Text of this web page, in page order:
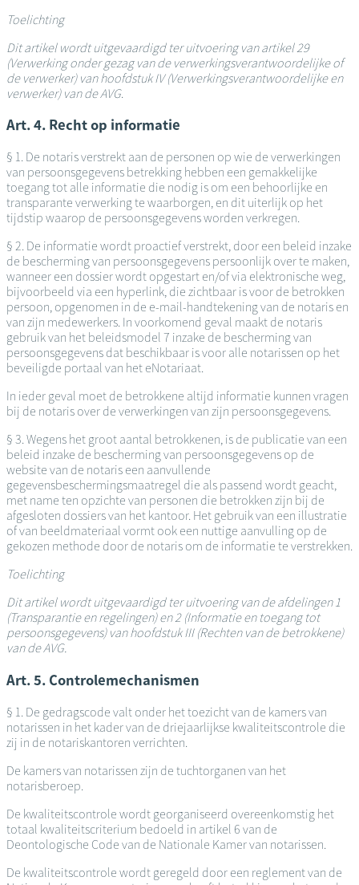
Toelichting
Dit artikel wordt uitgevaardigd ter uitvoering van artikel 29
(Verwerking onder gezag van de verwerkingsverantwoordelijke of
de verwerker) van hoofdstuk IV (Verwerkingsverantwoordelijke en
verwerker) van de AVG.
Art. 4. Recht op informatie
§ 1. De notaris verstrekt aan de personen op wie de verwerkingen
van persoonsgegevens betrekking hebben een gemakkelijke
toegang tot alle informatie die nodig is om een behoorlijke en
transparante verwerking te waarborgen, en dit uiterlijk op het
tijdstip waarop de persoonsgegevens worden verkregen.
§ 2. De informatie wordt proactief verstrekt, door een beleid inzake
de bescherming van persoonsgegevens persoonlijk over te maken,
wanneer een dossier wordt opgestart en/of via elektronische weg,
bijvoorbeeld via een hyperlink, die zichtbaar is voor de betrokken
persoon, opgenomen in de e-mail-handtekening van de notaris en
van zijn medewerkers. In voorkomend geval maakt de notaris
gebruik van het beleidsmodel 7 inzake de bescherming van
persoonsgegevens dat beschikbaar is voor alle notarissen op het
beveiligde portaal van het eNotariaat.
In ieder geval moet de betrokkene altijd informatie kunnen vragen
bij de notaris over de verwerkingen van zijn persoonsgegevens.
§ 3. Wegens het groot aantal betrokkenen, is de publicatie van een
beleid inzake de bescherming van persoonsgegevens op de
website van de notaris een aanvullende
gegevensbeschermingsmaatregel die als passend wordt geacht,
met name ten opzichte van personen die betrokken zijn bij de
afgesloten dossiers van het kantoor. Het gebruik van een illustratie
of van beeldmateriaal vormt ook een nuttige aanvulling op de
gekozen methode door de notaris om de informatie te verstrekken.
Toelichting
Dit artikel wordt uitgevaardigd ter uitvoering van de afdelingen 1
(Transparantie en regelingen) en 2 (Informatie en toegang tot
persoonsgegevens) van hoofdstuk III (Rechten van de betrokkene)
van de AVG.
Art. 5. Controlemechanismen
§ 1. De gedragscode valt onder het toezicht van de kamers van
notarissen in het kader van de driejaarlijkse kwaliteitscontrole die
zij in de notariskantoren verrichten.
De kamers van notarissen zijn de tuchtorganen van het
notarisberoep.
De kwaliteitscontrole wordt georganiseerd overeenkomstig het
totaal kwaliteitscriterium bedoeld in artikel 6 van de
Deontologische Code van de Nationale Kamer van notarissen.
De kwaliteitscontrole wordt geregeld door een reglement van de